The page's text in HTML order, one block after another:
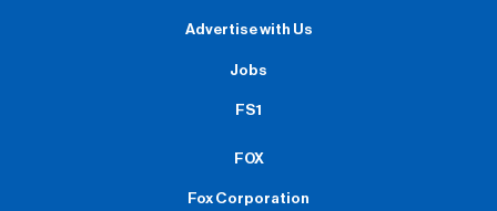
Advertise with Us
Jobs
FS1
FOX
Fox Corporation